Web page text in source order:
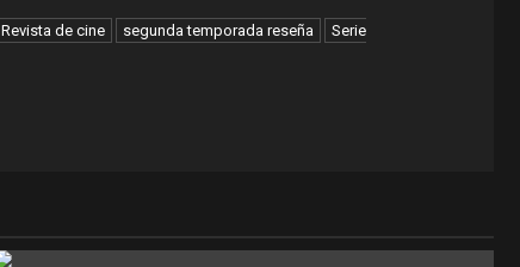
Revista de cine segunda temporada reseña
Serie